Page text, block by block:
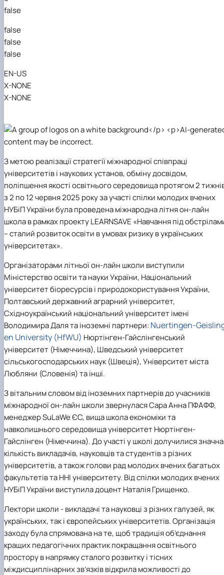
false
false
false
false
EN-US
X-NONE
X-NONE
З метою реалізації стратегії міжнародної співпраці
університетів і наукових установ, обміну досвідом,
поліпшення якості освітнього середовища протягом 2
з 2 по 12 червня 2025 рокуза участі спілки молодих вчених
НУБіП Українибула проведена міжнародна літня он-лайн
школа в рамках проекту LEARNSAVE «Навчання під
– сталий розвиток освіти в умовах ризику в українських
університетах».
Організаторами літньої он-лайн школи виступили
Міністерство освіти та науки України, Національний
університет біоресурсів і природокористування України,
Полтавський державний аграрний університет,
Східноукраїнський національний університет імені
Володимира Даля таіноземні партнери: Nuertingen-
en University (HfWU) Нюртінген-Гайслінгенський
університет (Німеччина), Шведський університет
сільськогосподарських наук (Швеція), Університет міста
Любляни (Словенія) та інші.
З вітальним словом від іноземних партнерів до учасників
міжнародної он-лайн школи звернулася Сара Анна ПФАФФ,
менеджер SuLaWe ЄС, вища школа економіки та
навколишнього середовища університет Нюртінген-
Гайслінген (Німеччина). До участі у школі долучилися значна
кількість викладачів, науковців та студентів з різних
університетів, а також голови рад молодих вчених багатьох
факультетів та ННІ університету. Від спілки молодих вчених
НУБіП України виступила доцент Наталія Грищенко.
Лектори школи -викладачі та науковці з різних галузей, як
українських, так і європейських університетів. Організація
заходу була спрямована на те, щоб традиція об’єднання
кращих педагогічних практик покращання освітнього
простору в напрямку сталого розвитку і тісних
міждисциплінарних зв’язків відкрила можливості до